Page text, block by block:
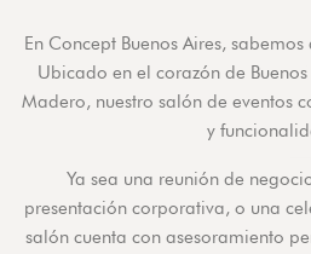
En Concept Buenos Aires,
Ubicado en el corazón de
Madero, nuestro salón de eventos
y
Ya sea una reunión de
presentación corporativa, o una
salón cuenta con asesoramiento